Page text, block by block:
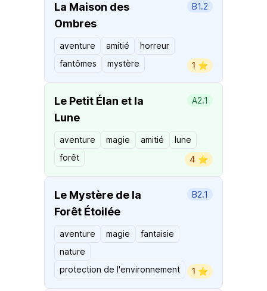
La Maison des
Ombres
B1.2
aventure amitié
horreur
fantômes
mystère 1 ⭐️
Le Petit Élan et la
Lune
A2.1
aventure magie amitié
lune
forêt
4 ⭐️
Le Mystère de la
Forêt Étoilée
B2.1
aventure magie
fantaisie
nature
protection de l'environnement
1 ⭐️